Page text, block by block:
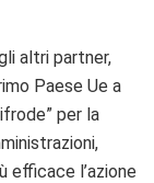
altri partner,
Paese Ue a
per la
efficace l’azione